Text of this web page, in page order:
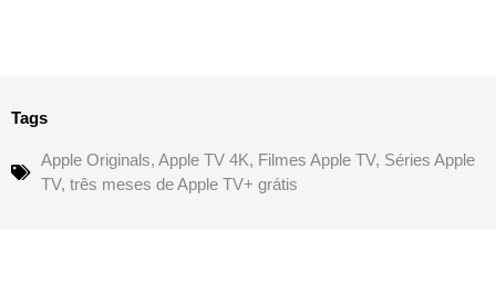
Tags
Apple Originals, Apple TV 4K, Filmes Apple TV, Séries Apple
TV, três meses de Apple TV+ grátis